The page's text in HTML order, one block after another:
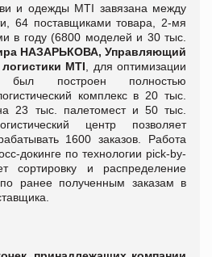
и одежды MTI завязана между
64 поставщиками товара, 2-мя
в году (6800 моделей и 30 тыс.
НАЗАРЬКОВА,Управляющий
МТІ , для оптимизации
был построен полностью
комплекс в 20 тыс.
23 тыс. палетомест и 50 тыс.
центр позволяет
1600 заказов. Работа
докинге по технологии pick-by-
сортировку и распределение
ранее полученным заказам в